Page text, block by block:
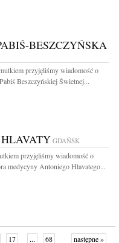
BESZCZYŃSKA
przyjęliśmy wiadomość o
Beszczyńskiej Świetnej...
GDAŃSK
przyjęliśmy wiadomość o
medycyny Antoniego Hlavatego...
17 ... 68 następne »